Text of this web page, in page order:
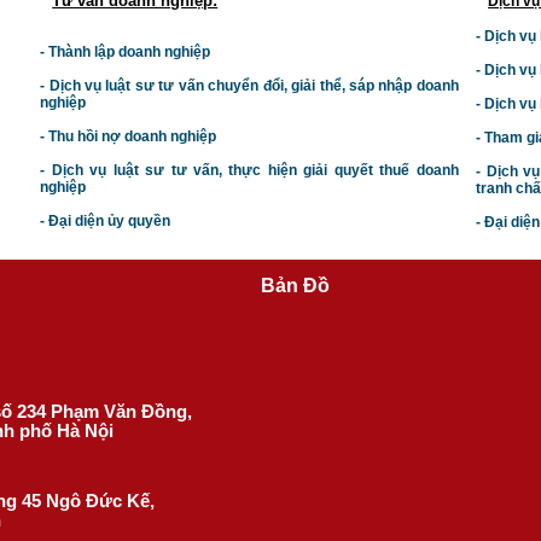
- Thành lập doanh nghiệp
- Dịch vụ luật sư tư vấn chuyển đổi, giải thể, sáp nhập doanh
nghiệp
- Thu hồi nợ doanh nghiệp
- Dịch vụ luật sư tư vấn, thực hiện giải quyết thuế doanh
nghiệp
- Đại diện ủy quyền
- Dịch vụ
- Dịch vụ
- Dịch vụ
- Tham
- Dịch
tranh
- Đại
234 Phạm Văn Đồng,
phố Hà Nội
45 Ngô Đức Kế,
Bản Đồ